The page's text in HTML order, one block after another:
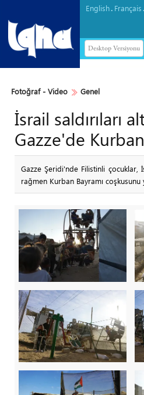
English. Français.
Desktop Versiyonu
Fotoğraf - Video Genel
İsrail saldırıları
Gazze'de
Gazze Şeridi'nde Filistinli çocuklar,
rağmen Kurban Bayramı coşkusunu